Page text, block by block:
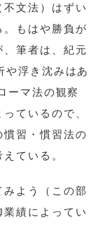
文法）はずい
もはや勝負が
筆者は、紀元
や浮き沈みはあ
ーマ法の観察
ているので、
慣習・慣習法の
ている。
よう（この部
績によってい